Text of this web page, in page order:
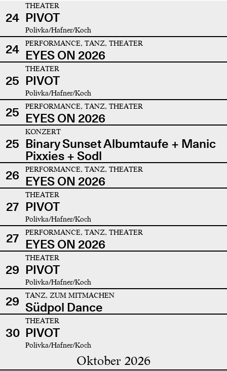
24
THEATER
PIVOT
Polivka/Hafner/Koch
24 PERFORMANCE, TANZ, THEATER
EYES ON 2026
25
THEATER
PIVOT
Polivka/Hafner/Koch
25 PERFORMANCE, TANZ, THEATER
EYES ON 2026
25
KONZERT
Binary Sunset Albumtaufe + Manic
Pixxies + Sodl
26
PERFORMANCE, TANZ, THEATER
EYES ON 2026
27
THEATER
PIVOT
Polivka/Hafner/Koch
27 PERFORMANCE, TANZ, THEATER
EYES ON 2026
29
THEATER
PIVOT
Polivka/Hafner/Koch
29 TANZ, ZUM MITMACHEN
Südpol Dance
30
THEATER
PIVOT
Polivka/Hafner/Koch
Oktober 2026